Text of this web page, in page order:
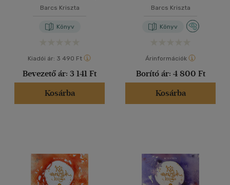
Barcs Kriszta
Könyv
Kiadói ár: 3 490 Ft
Bevezető ár: 3 141 Ft
Kosárba
Barcs Kriszta
Könyv
Árinformációk
Borító ár: 4 800 Ft
Kosárba